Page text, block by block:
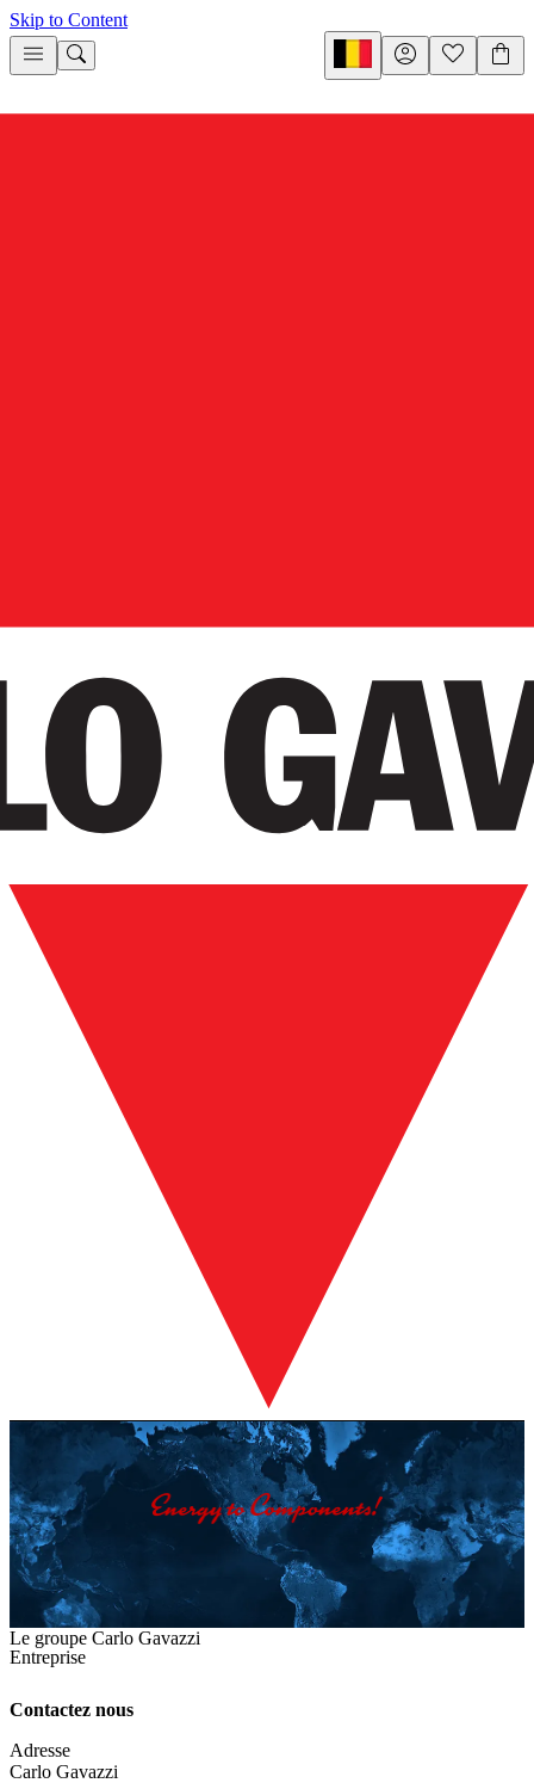
Skip to Content
Le groupe Carlo Gavazzi
Entreprise
Contactez nous
Adresse
Carlo Gavazzi